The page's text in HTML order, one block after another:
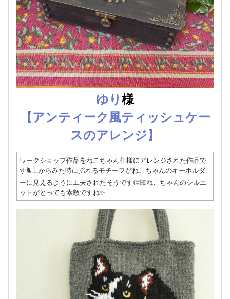
ゆり様
【アンティーク風ティッシュケー
スのアレンジ】
ワークショップ作品をねこちゃん仕様にアレンジされた作品で
す🐈上からみた時に揺れるモチーフがねこちゃんのキーホルダ
ーに見えるように工夫されたそうです👏🏻ねこちゃんのシルエ
ットがとっても素敵ですね✨